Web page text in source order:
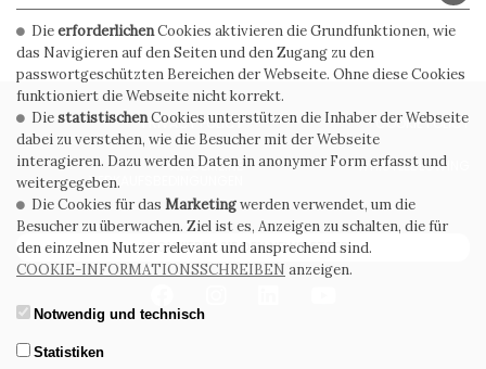
PRIVACY POLICY COOKIE POLICY
ALLGEMEINE
VERKAUFSBEDINGUNGEN
WHISTLEBLOWING
ABONNIEREN SIE DEN NEWSLETTER
DieerforderlichenCookies aktivieren die Grundfunktionen, wie
das Navigieren auf den Seiten und den Zugang zu den
passwortgeschützten Bereichen der Webseite. Ohne diese Cookies
funktioniert die Webseite nicht korrekt.
DiestatistischenCookies unterstützen die Inhaber der Webseite
dabei zu verstehen, wie die Besucher mit der Webseite
interagieren. Dazu werden Daten in anonymer Form erfasst und
weitergegeben.
Die Cookies für das Marketingwerden verwendet, um die
Besucher zu überwachen. Ziel ist es, Anzeigen zu schalten, die für
den einzelnen Nutzer relevant und ansprechend sind.
COOKIE-INFORMATIONSSCHREIBEN anzeigen.
Notwendig und technisch
Statistiken